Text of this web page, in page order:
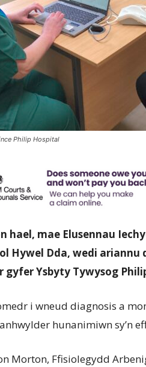
Philip Hospital
hael, mae Elusennau
Hywel Dda, wedi ariannu
gyfer Ysbyty Tywysog
i wneud diagnosis a
hunanimiwn sy’n
Morton, Ffisiolegydd